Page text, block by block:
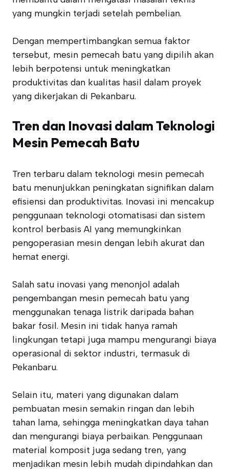
yang mungkin terjadi setelah pembelian.
Dengan mempertimbangkan semua faktor
tersebut, mesin pemecah batu yang dipilih akan
lebih berpotensi untuk meningkatkan
produktivitas dan kualitas hasil dalam proyek
yang dikerjakan di Pekanbaru.
Tren dan Inovasi dalam Teknologi
Mesin Pemecah Batu
Tren terbaru dalam teknologi mesin pemecah
batu menunjukkan peningkatan signifikan dalam
efisiensi dan produktivitas. Inovasi ini mencakup
penggunaan teknologi otomatisasi dan sistem
kontrol berbasis AI yang memungkinkan
pengoperasian mesin dengan lebih akurat dan
hemat energi.
Salah satu inovasi yang menonjol adalah
pengembangan mesin pemecah batu yang
menggunakan tenaga listrik daripada bahan
bakar fosil. Mesin ini tidak hanya ramah
lingkungan tetapi juga mampu mengurangi biaya
operasional di sektor industri, termasuk di
Pekanbaru.
Selain itu, materi yang digunakan dalam
pembuatan mesin semakin ringan dan lebih
tahan lama, sehingga meningkatkan daya tahan
dan mengurangi biaya perbaikan. Penggunaan
material komposit juga sedang tren, yang
menjadikan mesin lebih mudah dipindahkan dan